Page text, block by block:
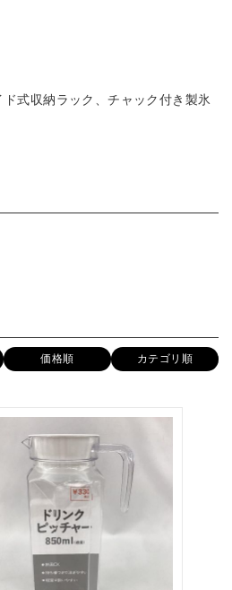
式収納ラック、チャック付き製氷
価格順 カテゴリ順